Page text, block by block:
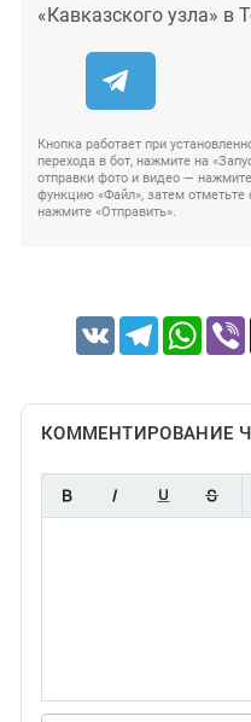
«Кавказского узла» в
Кнопка работает при
перехода в бот, нажмите на
отправки фото и видео —
функцию «Файл», затем отметьте
нажмите «Отправить».
VK Telegram
КОММЕНТИРОВАНИЕ